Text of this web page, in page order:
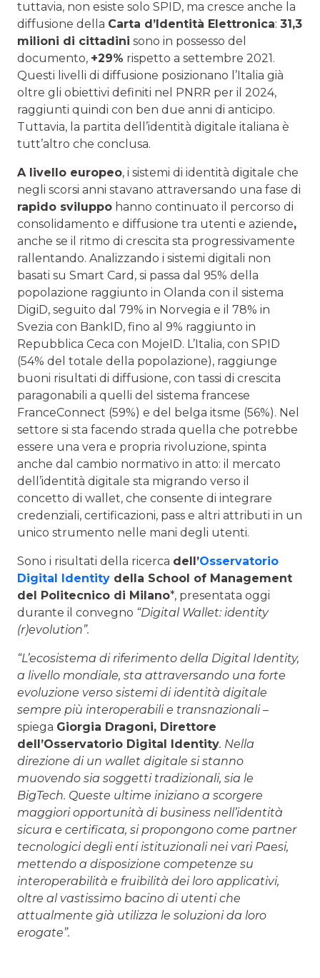
tuttavia, non esiste solo SPID, ma cresce anche la
diffusione della Carta d’Identità Elettronica: 31,3
milioni di cittadini sono in possesso del
documento, +29% rispetto a settembre 2021.
Questi livelli di diffusione posizionano l’Italia già
oltre gli obiettivi definiti nel PNRR per il 2024,
raggiunti quindi con ben due anni di anticipo.
Tuttavia, la partita dell’identità digitale italiana è
tutt’altro che conclusa.
A livello europeo, i sistemi di identità digitale che
negli scorsi anni stavano attraversando una fase di
rapido sviluppo hanno continuato il percorso di
consolidamento e diffusione tra utenti e aziende,
anche se il ritmo di crescita sta progressivamente
rallentando. Analizzando i sistemi digitali non
basati su Smart Card, si passa dal 95% della
popolazione raggiunto in Olanda con il sistema
DigiD, seguito dal 79% in Norvegia e il 78% in
Svezia con BankID, fino al 9% raggiunto in
Repubblica Ceca con MojeID. L’Italia, con SPID
(54% del totale della popolazione), raggiunge
buoni risultati di diffusione, con tassi di crescita
paragonabili a quelli del sistema francese
FranceConnect (59%) e del belga itsme (56%). Nel
settore si sta facendo strada quella che potrebbe
essere una vera e propria rivoluzione, spinta
anche dal cambio normativo in atto: il mercato
dell’identità digitale sta migrando verso il
concetto di wallet, che consente di integrare
credenziali, certificazioni, pass e altri attributi in un
unico strumento nelle mani degli utenti.
Sono i risultati della ricerca dell’Osservatorio
Digital Identity della School of Management
del Politecnico di Milano*, presentata oggi
durante il convegno “Digital Wallet: identity
(r)evolution”.
“L’ecosistema di riferimento della Digital Identity,
a livello mondiale, sta attraversando una forte
evoluzione verso sistemi di identità digitale
sempre più interoperabili e transnazionali–
spiega Giorgia Dragoni, Direttore
dell’Osservatorio Digital Identity. Nella
direzione di un wallet digitale si stanno
muovendo sia soggetti tradizionali, sia le
BigTech. Queste ultime iniziano a scorgere
maggiori opportunità di business nell’identità
sicura e certificata, si propongono come partner
tecnologici degli enti istituzionali nei vari Paesi,
mettendo a disposizione competenze su
interoperabilità e fruibilità dei loro applicativi,
oltre al vastissimo bacino di utenti che
attualmente già utilizza le soluzioni da loro
erogate”.